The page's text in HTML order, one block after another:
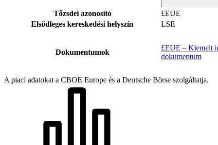
Tőzsdei azonosító
£EUE
Elsődleges kereskedési helyszín
LSE
Dokumentumok
£EUE – Kiemelt
dokumentum
A piaci adatokat a CBOE Europe és a Deutsche Börse szolgáltatja.